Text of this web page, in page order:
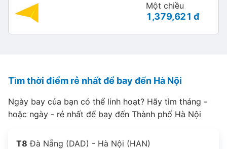
Một chiều
1,379,621 đ
Tìm thời điểm rẻ nhất để bay đến Hà Nội
Ngày bay của bạn có thể linh hoạt? Hãy tìm tháng -
hoặc ngày - rẻ nhất để bay đến Thành phố Hà Nội
T8 Đà Nẵng (DAD) - Hà Nội (HAN)